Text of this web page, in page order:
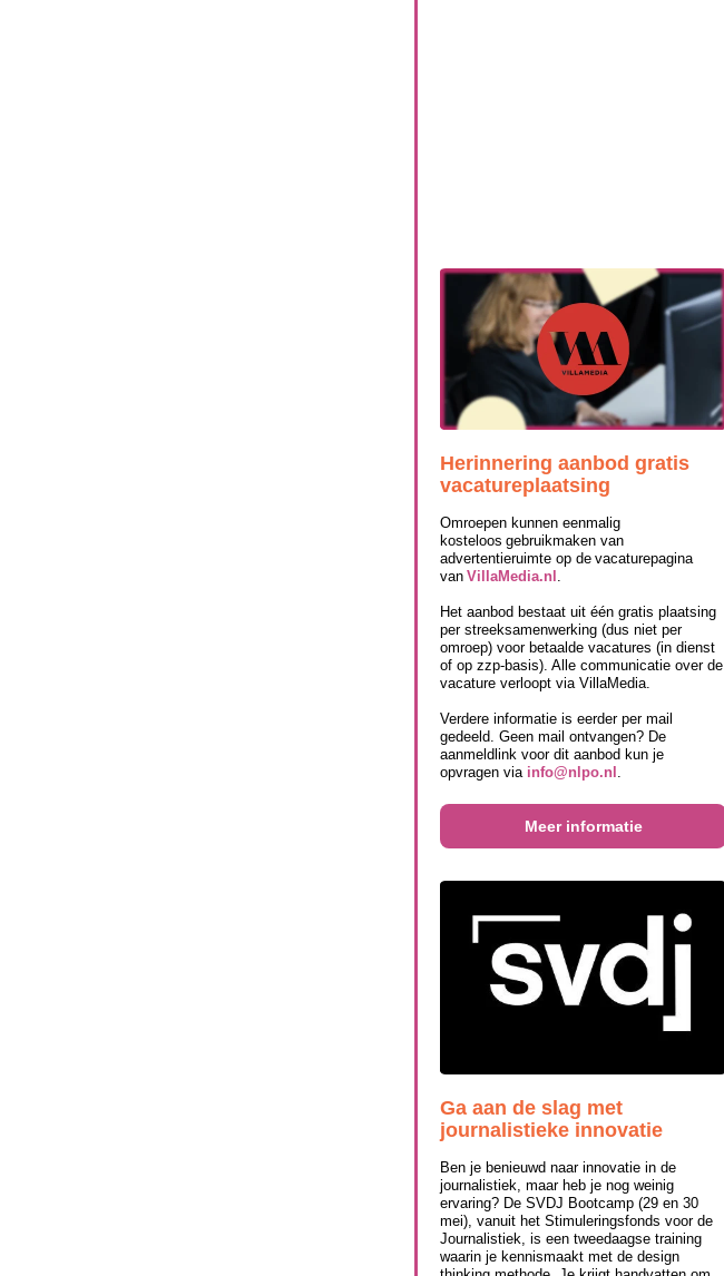
Herinnering aanbod gratis
vacatureplaatsing
Omroepen kunnen eenmalig
kosteloos gebruikmaken van
advertentieruimte op de vacaturepagina
van VillaMedia.nl .
Het aanbod bestaat uit één gratis plaatsing
per streeksamenwerking (dus niet per
omroep) voor betaalde vacatures (in dienst
of op zzp-basis). Alle communicatie over de
vacature verloopt via VillaMedia.
Verdere informatie is eerder per mail
gedeeld. Geen mail ontvangen? De
aanmeldlink voor dit aanbod kun je
opvragen via info@nlpo.nl .
Meer informatie
Ga aan de slag met
journalistieke innovatie
Ben je benieuwd naar innovatie in de
journalistiek, maar heb je nog weinig
ervaring? De SVDJ Bootcamp (29 en 30
mei), vanuit het Stimuleringsfonds voor de
Journalistiek, is een tweedaagse training
waarin je kennismaakt met de design